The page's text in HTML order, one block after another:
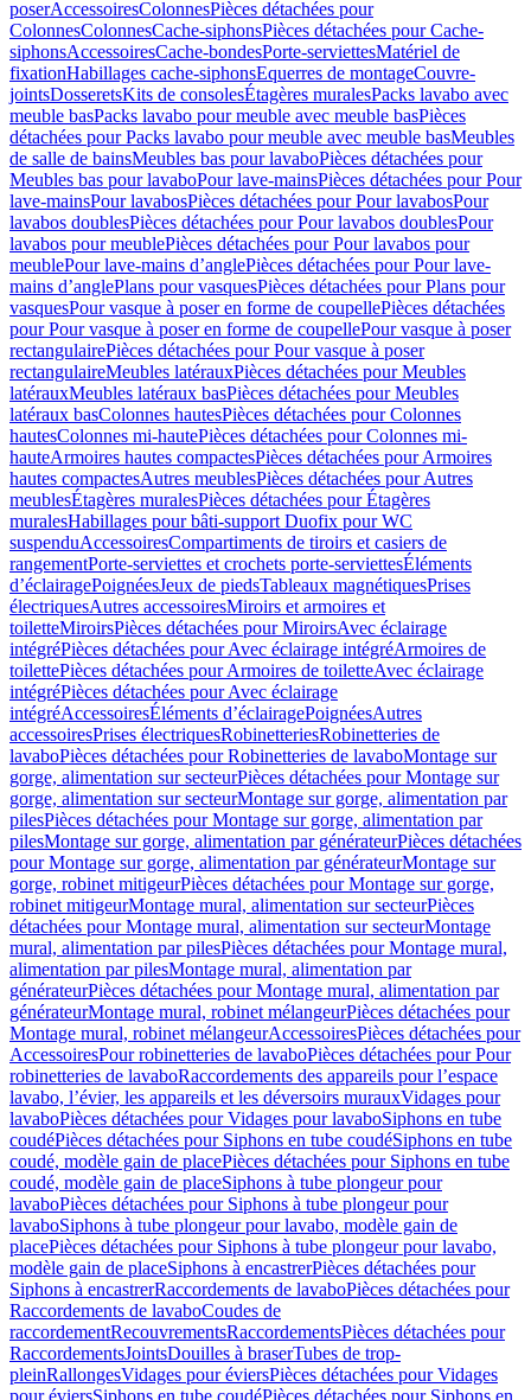
poserAccessoiresColonnesPièces détachées pour
ColonnesColonnesCache-siphonsPièces détachées pour Cache-
siphonsAccessoiresCache-bondesPorte-serviettesMatériel de
fixationHabillages cache-siphonsEquerres de montageCouvre-
jointsDosseretsKits de consolesÉtagères muralesPacks lavabo avec
meuble basPacks lavabo pour meuble avec meuble basPièces
détachées pour Packs lavabo pour meuble avec meuble basMeubles
de salle de bainsMeubles bas pour lavaboPièces détachées pour
Meubles bas pour lavaboPour lave-mainsPièces détachées pour Pour
lave-mainsPour lavabosPièces détachées pour Pour lavabosPour
lavabos doublesPièces détachées pour Pour lavabos doublesPour
lavabos pour meublePièces détachées pour Pour lavabos pour
meublePour lave-mains d’anglePièces détachées pour Pour lave-
mains d’anglePlans pour vasquesPièces détachées pour Plans pour
vasquesPour vasque à poser en forme de coupellePièces détachées
pour Pour vasque à poser en forme de coupellePour vasque à poser
rectangulairePièces détachées pour Pour vasque à poser
rectangulaireMeubles latérauxPièces détachées pour Meubles
latérauxMeubles latéraux basPièces détachées pour Meubles
latéraux basColonnes hautesPièces détachées pour Colonnes
hautesColonnes mi-hautePièces détachées pour Colonnes mi-
hauteArmoires hautes compactesPièces détachées pour Armoires
hautes compactesAutres meublesPièces détachées pour Autres
meublesÉtagères muralesPièces détachées pour Étagères
muralesHabillages pour bâti-support Duofix pour WC
suspenduAccessoiresCompartiments de tiroirs et casiers de
rangementPorte-serviettes et crochets porte-serviettesÉléments
d’éclairagePoignéesJeux de piedsTableaux magnétiquesPrises
électriquesAutres accessoiresMiroirs et armoires et
toiletteMiroirsPièces détachées pour MiroirsAvec éclairage
intégréPièces détachées pour Avec éclairage intégréArmoires de
toilettePièces détachées pour Armoires de toiletteAvec éclairage
intégréPièces détachées pour Avec éclairage
intégréAccessoiresÉléments d’éclairagePoignéesAutres
accessoiresPrises électriquesRobinetteriesRobinetteries de
lavaboPièces détachées pour Robinetteries de lavaboMontage sur
gorge, alimentation sur secteurPièces détachées pour Montage sur
gorge, alimentation sur secteurMontage sur gorge, alimentation par
pilesPièces détachées pour Montage sur gorge, alimentation par
pilesMontage sur gorge, alimentation par générateurPièces détachées
pour Montage sur gorge, alimentation par générateurMontage sur
gorge, robinet mitigeurPièces détachées pour Montage sur gorge,
robinet mitigeurMontage mural, alimentation sur secteurPièces
détachées pour Montage mural, alimentation sur secteurMontage
mural, alimentation par pilesPièces détachées pour Montage mural,
alimentation par pilesMontage mural, alimentation par
générateurPièces détachées pour Montage mural, alimentation par
générateurMontage mural, robinet mélangeurPièces détachées pour
Montage mural, robinet mélangeurAccessoiresPièces détachées pour
AccessoiresPour robinetteries de lavaboPièces détachées pour Pour
robinetteries de lavaboRaccordements des appareils pour l’espace
lavabo, l’évier, les appareils et les déversoirs murauxVidages pour
lavaboPièces détachées pour Vidages pour lavaboSiphons en tube
coudéPièces détachées pour Siphons en tube coudéSiphons en tube
coudé, modèle gain de placePièces détachées pour Siphons en tube
coudé, modèle gain de placeSiphons à tube plongeur pour
lavaboPièces détachées pour Siphons à tube plongeur pour
lavaboSiphons à tube plongeur pour lavabo, modèle gain de
placePièces détachées pour Siphons à tube plongeur pour lavabo,
modèle gain de placeSiphons à encastrerPièces détachées pour
Siphons à encastrerRaccordements de lavaboPièces détachées pour
Raccordements de lavaboCoudes de
raccordementRecouvrementsRaccordementsPièces détachées pour
RaccordementsJointsDouilles à braserTubes de trop-
pleinRallongesVidages pour éviersPièces détachées pour Vidages
pour éviersSiphons en tube coudéPièces détachées pour Siphons en